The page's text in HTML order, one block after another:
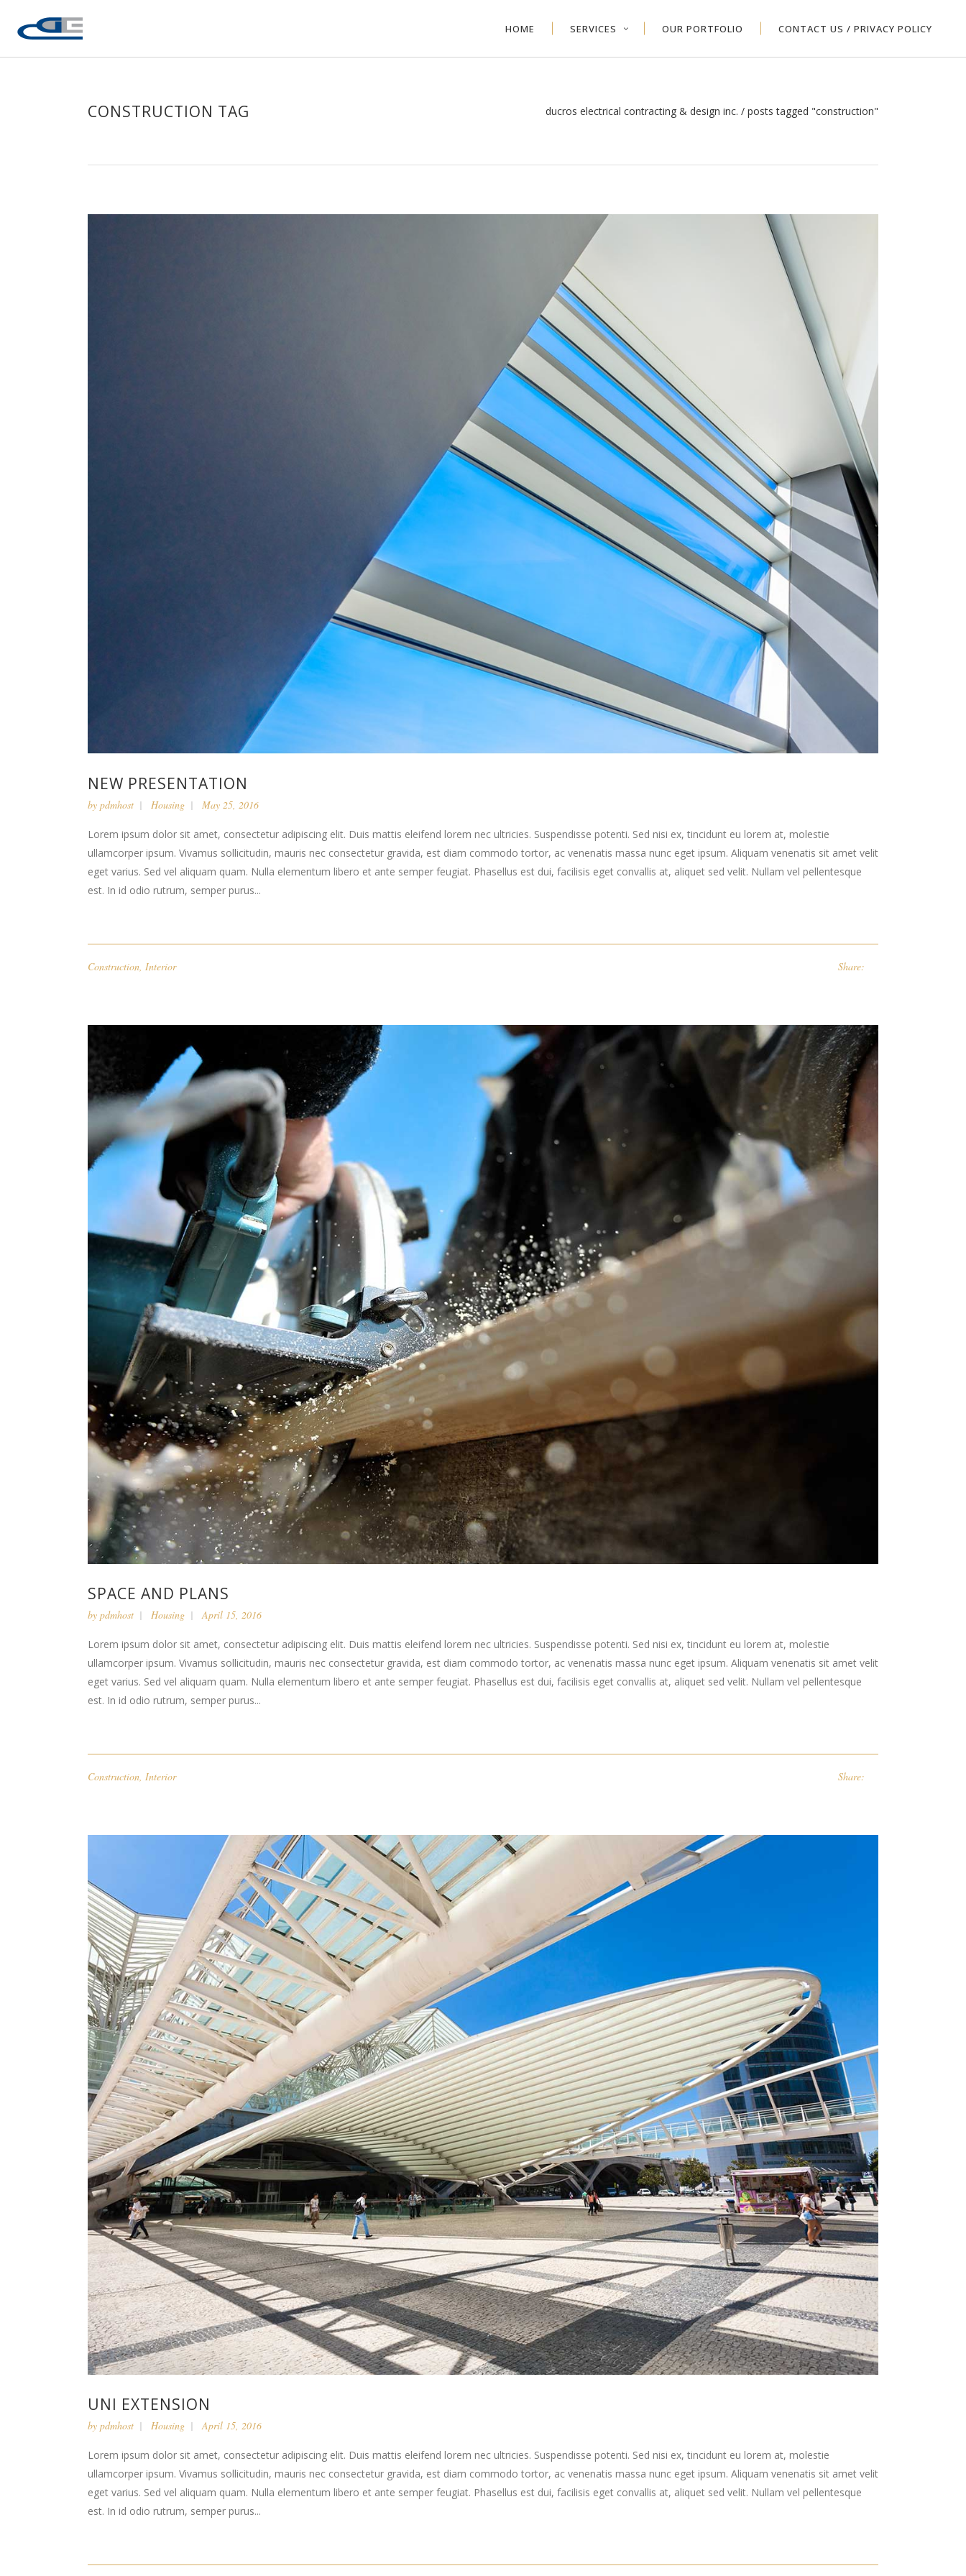
HOME SERVICES OUR PORTFOLIO CONTACT US / PRIVACY POLICY
CONSTRUCTION TAG ducros electrical contracting & design inc. / posts tagged "construction"
NEW PRESENTATION
by pdmhost Housing May 25, 2016
Lorem ipsum dolor sit amet, consectetur adipiscing elit. Duis mattis eleifend lorem nec ultricies. Suspendisse potenti. Sed nisi ex, tincidunt eu lorem at, molestie
ullamcorper ipsum. Vivamus sollicitudin, mauris nec consectetur gravida, est diam commodo tortor, ac venenatis massa nunc eget ipsum. Aliquam venenatis sit amet velit
eget varius. Sed vel aliquam quam. Nulla elementum libero et ante semper feugiat. Phasellus est dui, facilisis eget convallis at, aliquet sed velit. Nullam vel pellentesque
est. In id odio rutrum, semper purus...
Construction Interior Share:
SPACE AND PLANS
by pdmhost Housing April 15, 2016
Lorem ipsum dolor sit amet, consectetur adipiscing elit. Duis mattis eleifend lorem nec ultricies. Suspendisse potenti. Sed nisi ex, tincidunt eu lorem at, molestie
ullamcorper ipsum. Vivamus sollicitudin, mauris nec consectetur gravida, est diam commodo tortor, ac venenatis massa nunc eget ipsum. Aliquam venenatis sit amet velit
eget varius. Sed vel aliquam quam. Nulla elementum libero et ante semper feugiat. Phasellus est dui, facilisis eget convallis at, aliquet sed velit. Nullam vel pellentesque
est. In id odio rutrum, semper purus...
Construction, Interior Share:
UNI EXTENSION
by pdmhost Housing April 15, 2016
Lorem ipsum dolor sit amet, consectetur adipiscing elit. Duis mattis eleifend lorem nec ultricies. Suspendisse potenti. Sed nisi ex, tincidunt eu lorem at, molestie
ullamcorper ipsum. Vivamus sollicitudin, mauris nec consectetur gravida, est diam commodo tortor, ac venenatis massa nunc eget ipsum. Aliquam venenatis sit amet velit
eget varius. Sed vel aliquam quam. Nulla elementum libero et ante semper feugiat. Phasellus est dui, facilisis eget convallis at, aliquet sed velit. Nullam vel pellentesque
est. In id odio rutrum, semper purus...